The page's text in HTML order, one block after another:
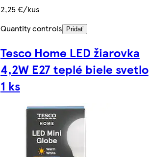
2,25 €/kus
Quantity controls
Pridať
Tesco Home LED žiarovka
4,2W E27 teplé biele svetlo
1 ks